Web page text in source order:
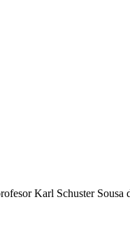
Karl Schuster Sousa